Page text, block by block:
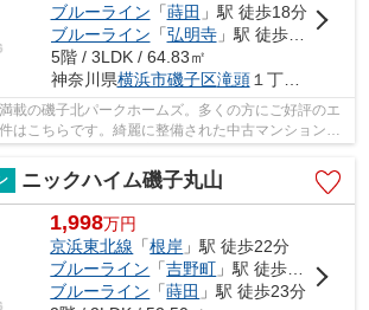
ブルーライン 「蒔田 」駅 徒歩18分
ブルーライン 「弘明寺」駅 徒歩26分
5階 / 3LDK / 64.83㎡
神奈川県横浜市磯子区滝頭１丁目6-9
載の磯子北パークホームズ。多くの方にご好評のエ
はこちらです。綺麗に整備された中古マンションで
横浜市磯子区で不動産をお...
ニックハイム磯子丸山
1,998万円
京浜東北線 「根岸 」駅 徒歩22分
ブルーライン 「吉野町 」駅 徒歩25分
ブルーライン 「蒔田 」駅 徒歩23分